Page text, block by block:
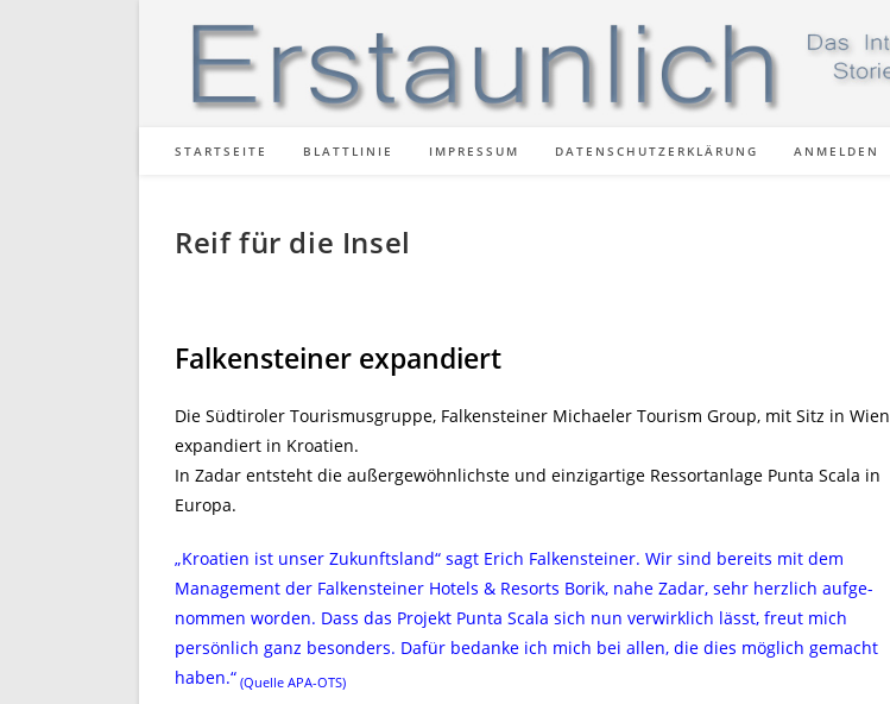
STARTSEITE BLATTLINIE IMPRESSUM DATENSCHUTZERKLÄRUNG ANMELDEN
Reif für die Insel
Falkensteiner expandiert
Die Südtiroler Tourismusgruppe, Falkensteiner Michaeler Tourism Group, mit Sitz in Wien
expandiert in Kroatien.
In Zadar entsteht die außergewöhnlichste und einzigartige Ressortanlage Punta Scala in
Europa.
„Kroatien ist unser Zukunftsland“ sagt Erich Falkensteiner. Wir sind bereits mit dem
Management der Falkensteiner Hotels & Resorts Borik, nahe Zadar, sehr herzlich aufge-
nommen worden. Dass das Projekt Punta Scala sich nun verwirklich lässt, freut mich
persönlich ganz besonders. Dafür bedanke ich mich bei allen, die dies möglich gemacht
haben.“ (Quelle APA-OTS)